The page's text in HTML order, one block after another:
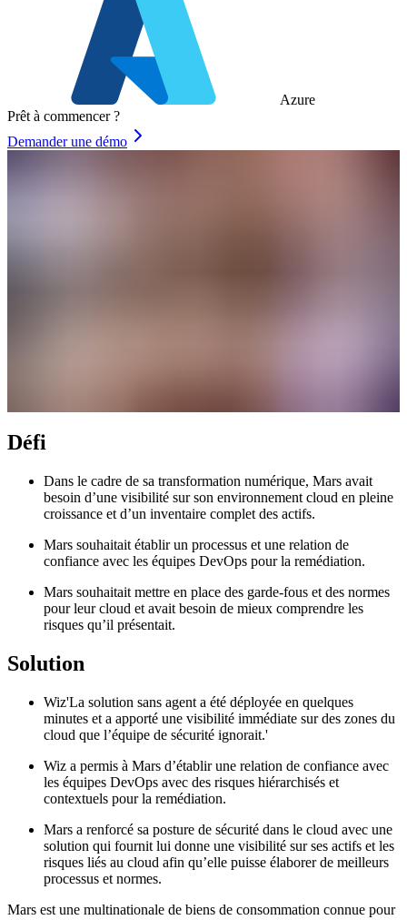
Azure
Prêt à commencer ?
Demander une démo
Défi
Dans le cadre de sa transformation numérique, Mars avait
besoin d’une visibilité sur son environnement cloud en pleine
croissance et d’un inventaire complet des actifs.
Mars souhaitait établir un processus et une relation de
confiance avec les équipes DevOps pour la remédiation.
Mars souhaitait mettre en place des garde-fous et des normes
pour leur cloud et avait besoin de mieux comprendre les
risques qu’il présentait.
Solution
Wiz'La solution sans agent a été déployée en quelques
minutes et a apporté une visibilité immédiate sur des zones du
cloud que l’équipe de sécurité ignorait.'
Wiz a permis à Mars d’établir une relation de confiance avec
les équipes DevOps avec des risques hiérarchisés et
contextuels pour la remédiation.
Mars a renforcé sa posture de sécurité dans le cloud avec une
solution qui fournit lui donne une visibilité sur ses actifs et les
risques liés au cloud afin qu’elle puisse élaborer de meilleurs
processus et normes.
Mars est une multinationale de biens de consommation connue pour